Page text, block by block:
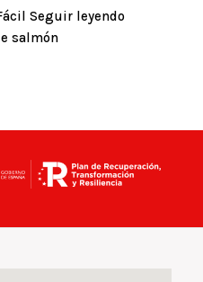
Seguir leyendo
salmón